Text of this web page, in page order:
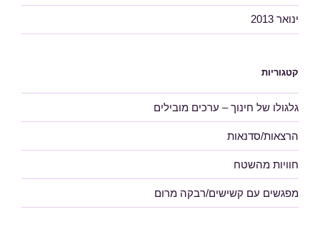
ינואר 2013
קטגוריות
גלגולו של חינוך – ערכים מובילים
הרצאות/סדנאות
חוויות מהשטח
מפגשים עם קשישים/רבקה מרום